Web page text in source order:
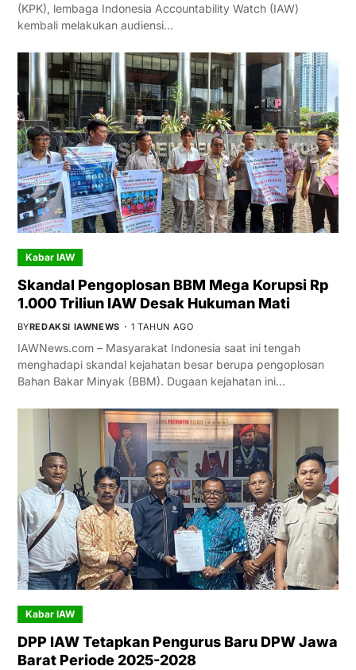
(KPK), lembaga Indonesia Accountability Watch (IAW)
kembali melakukan audiensi…
Kabar IAW
Skandal Pengoplosan BBM Mega Korupsi Rp
1.000 Triliun IAW Desak Hukuman Mati
BYREDAKSI IAWNEWS 1 TAHUN AGO
IAWNews.com – Masyarakat Indonesia saat ini tengah
menghadapi skandal kejahatan besar berupa pengoplosan
Bahan Bakar Minyak (BBM). Dugaan kejahatan ini…
Kabar IAW
DPP IAW Tetapkan Pengurus Baru DPW Jawa
Barat Periode 2025-2028